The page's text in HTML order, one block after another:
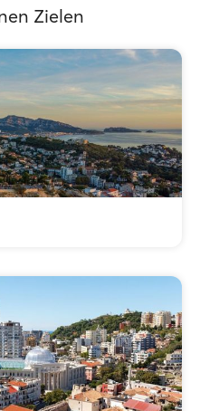
Zielen